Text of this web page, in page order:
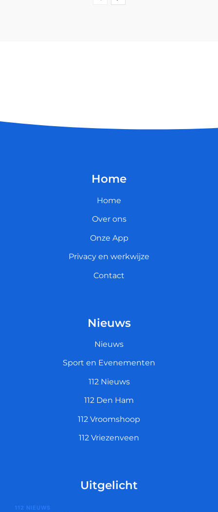
Home
Home
Over ons
Onze App
Privacy en werkwijze
Contact
Nieuws
Nieuws
Sport en Evenementen
112 Nieuws
112 Den Ham
112 Vroomshoop
112 Vriezenveen
Uitgelicht
112 NIEUWS